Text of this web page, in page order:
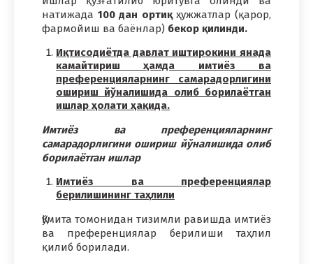
натижада 100 дан ортиқҳужжатлар (қарор,
фармойиш ва баёнлар) бекор қилинди.
Иқтисодиётда давлат иштирокини янада
камайтириш ҳамда имтиёз ва
преференцияларнинг самарадорлигини
ошириш йўналишида олиб борилаётган
ишлар ҳолати ҳақида.
Имтиёз ва преференцияларнинг
самарадорлигини ошириш йўналишида олиб
борилаётган ишлар
Имтиёз ва преференциялар
берилишининг таҳлили
Қўмита томонидан тизимли равишда имтиёз
ва преференциялар берилиши таҳлил
қилиб борилади.